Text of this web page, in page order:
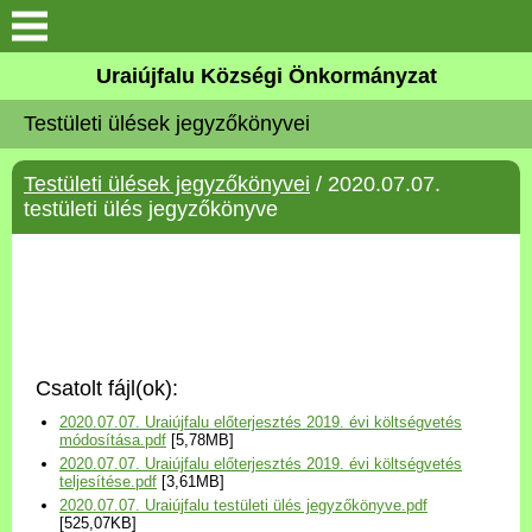
Köszöntő
Elérhetőségek
Uraiújfalu
Választási információk
Versenyképes Járások
Program
Uraiújfalu Községi Önkormányzat
Testületi ülések jegyzőkönyvei
Testületi ülések jegyzőkönyvei / 2020.07.07.
testületi ülés jegyzőkönyve
Csatolt fájl(ok):
2020.07.07. Uraiújfalu előterjesztés 2019. évi költségvetés
módosítása.pdf [5,78MB]
2020.07.07. Uraiújfalu előterjesztés 2019. évi költségvetés
teljesítése.pdf [3,61MB]
2020.07.07. Uraiújfalu testületi ülés jegyzőkönyve.pdf
[525,07KB]